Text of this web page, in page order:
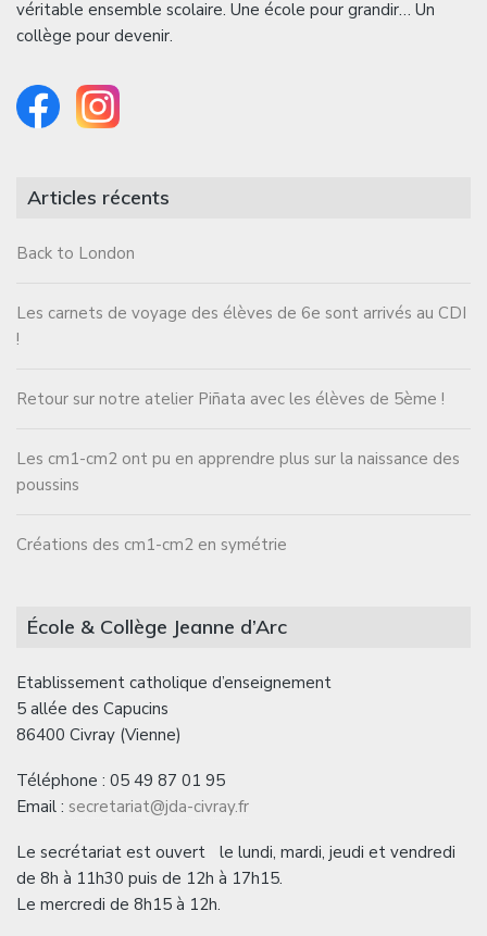
véritable ensemble scolaire. Une école pour grandir… Un
collège pour devenir.
Articles récents
Back to London
Les carnets de voyage des élèves de 6e sont arrivés au CDI
!
Retour sur notre atelier Piñata avec les élèves de 5ème !
Les cm1-cm2 ont pu en apprendre plus sur la naissance des
poussins
Créations des cm1-cm2 en symétrie
École & Collège Jeanne d’Arc
Etablissement catholique d’enseignement
5 allée des Capucins
86400 Civray (Vienne)
Téléphone : 05 49 87 01 95
Email : secretariat@jda-civray.fr
Le secrétariat est ouvert le lundi, mardi, jeudi et vendredi
de 8h à 11h30 puis de 12h à 17h15.
Le mercredi de 8h15 à 12h.